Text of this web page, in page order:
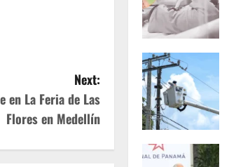
Next:
en La Feria de Las
Flores en Medellín